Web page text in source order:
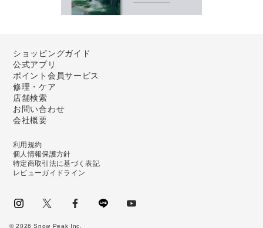
ショッピングガイド
公式アプリ
ポイント会員サービス
修理・ケア
店舗検索
お問い合わせ
会社概要
利用規約
個人情報保護方針
特定商取引法に基づく表記
レビューガイドライン
©2026 Snow Peak Inc.